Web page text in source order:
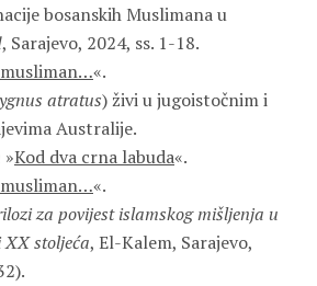
bosanskih Muslimana u
, Sarajevo, 2024, ss. 1-18.
«.
atratus) živi u jugoistočnim i
Australije.
»Kod dva crna labuda«.
«.
za povijest islamskog mišljenja u
XX stoljeća, El-Kalem, Sarajevo,